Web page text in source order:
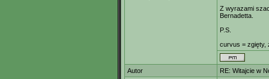
Z wyrazami
Bernadetta.
P.S.
curvus = zgięty,
Autor
RE: Witajcie w